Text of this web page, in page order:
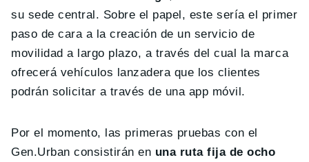
su sede central. Sobre el papel, este sería el primer
paso de cara a la creación de un servicio de
movilidad a largo plazo, a través del cual la marca
ofrecerá vehículos lanzadera que los clientes
podrán solicitar a través de una app móvil.
Por el momento, las primeras pruebas con el
Gen.Urban consistirán en una ruta fija de ocho